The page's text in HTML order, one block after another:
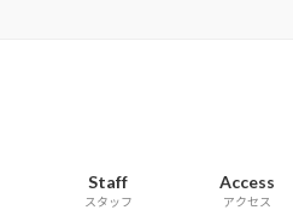
Staff
スタッフ
Access
アクセス